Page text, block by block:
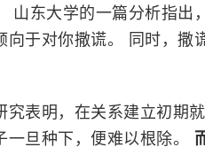
山东大学的一篇分析指出
于对你撒谎。 同时，撒
究表明，在关系建立初期
旦种下，便难以根除。